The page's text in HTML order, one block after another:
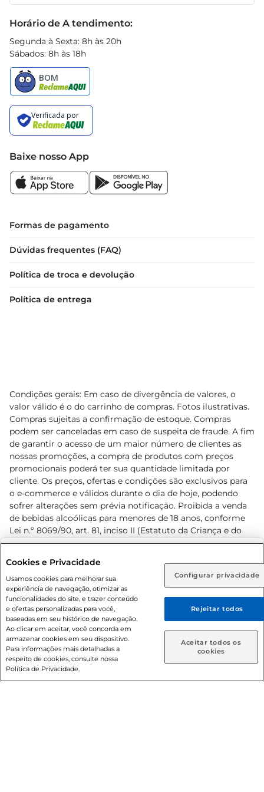
Rio de Janeiro (RJ) Goiás (GO)
Ou
Caso queira comprar online, informe como deseja receber
suas compras:
Entrega em casa Retire em Loja
Horário de A tendimento:
Segunda à Sexta: 8h às 20h
Sábados: 8h às 18h
Baixe nosso App
Formas de pagamento
Dúvidas frequentes (FAQ)
Política de troca e devolução
Política de entrega
Condições gerais: Em caso de divergência de valores, o
valor válido é o do carrinho de compras. Fotos ilustrativas.
Compras sujeitas a confirmação de estoque. Compras
podem ser canceladas em caso de suspeita de fraude. A fim
de garantir o acesso de um maior número de clientes as
nossas promoções, a compra de produtos com preços
promocionais poderá ter sua quantidade limitada por
cliente. Os preços, ofertas e condições são exclusivos para
o e-commerce e válidos durante o dia de hoje, podendo
sofrer alterações sem prévia notificação. Proibida a venda
de bebidas alcoólicas para menores de 18 anos, conforme
Lei n.º 8069/90, art. 81, inciso II (Estatuto da Criança e do
Adolescente). Preços e condições exclusivos para o
prévio. O valor mínimo para as compras on-line é de R$
80,00.
© 2026 Copyright. Todos os direitos
reservados Prezunic.
Cookies e Privacidade
Usamos cookies para melhorar sua
experiência de navegação, otimizar as
funcionalidades do site, e trazer conteúdo
e ofertas personalizadas para você,
baseadas em seu histórico de navegação.
Ao clicar em aceitar, você concorda em
armazenar cookies em seu dispositivo.
Para informações mais detalhadas a
respeito de cookies, consulte nossa
Política de Privacidade.
Configurar privacidade
Rejeitar todos
Aceitar todos os
cookies